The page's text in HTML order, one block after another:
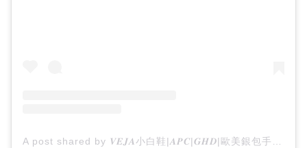
A post shared by 𝑽𝑬𝑱𝑨小白鞋|𝑨𝑷𝑪|𝑮𝑯𝑫|歐美銀包手袋代購🌎 (@tinklestorehk.2)